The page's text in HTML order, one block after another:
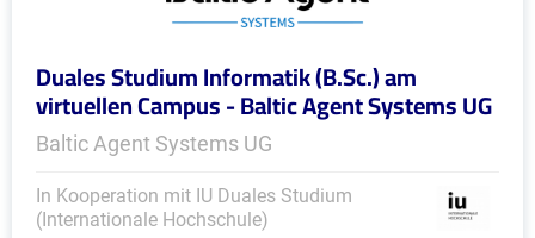
Duales Studium Informatik (B.Sc.) am
virtuellen Campus - Baltic Agent Systems UG
Baltic Agent Systems UG
In Kooperation mit IU Duales Studium
(Internationale Hochschule)